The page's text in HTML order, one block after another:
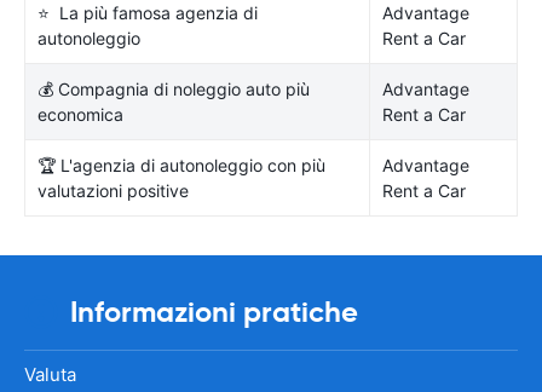
⭐ La più famosa agenzia di
autonoleggio
Advantage
Rent a Car
💰 Compagnia di noleggio auto più
economica
Advantage
Rent a Car
🏆 L'agenzia di autonoleggio con più
valutazioni positive
Advantage
Rent a Car
Informazioni pratiche
Valuta